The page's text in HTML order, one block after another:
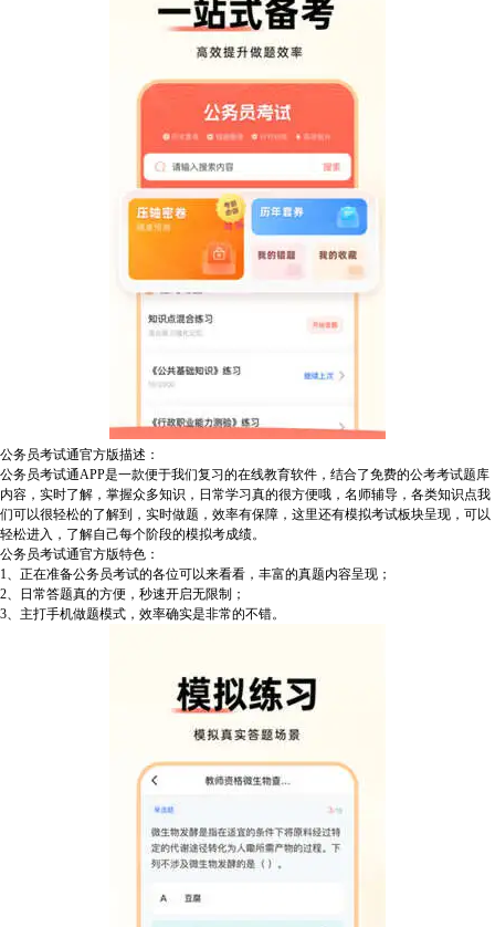
公务员考试通官方版描述：
公务员考试通APP是一款便于我们复习的在线教育软件，结合了免费的公考考试题库
内容，实时了解，掌握众多知识，日常学习真的很方便哦，名师辅导，各类知识点我
们可以很轻松的了解到，实时做题，效率有保障，这里还有模拟考试板块呈现，可以
轻松进入，了解自己每个阶段的模拟考成绩。
公务员考试通官方版特色：
1、正在准备公务员考试的各位可以来看看，丰富的真题内容呈现；
2、日常答题真的方便，秒速开启无限制；
3、主打手机做题模式，效率确实是非常的不错。